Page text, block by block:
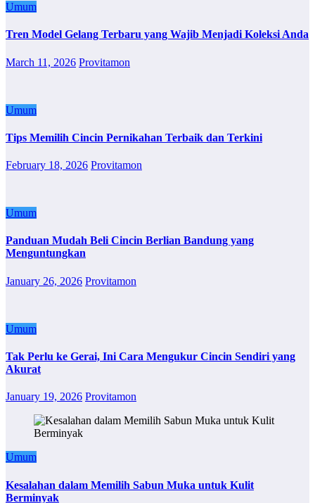
Umum
Tren Model Gelang Terbaru yang Wajib Menjadi Koleksi Anda
March 11, 2026 Provitamon
Umum
Tips Memilih Cincin Pernikahan Terbaik dan Terkini
February 18, 2026 Provitamon
Umum
Panduan Mudah Beli Cincin Berlian Bandung yang
Menguntungkan
January 26, 2026 Provitamon
Umum
Tak Perlu ke Gerai, Ini Cara Mengukur Cincin Sendiri yang
Akurat
January 19, 2026 Provitamon
Umum
Kesalahan dalam Memilih Sabun Muka untuk Kulit
Berminyak